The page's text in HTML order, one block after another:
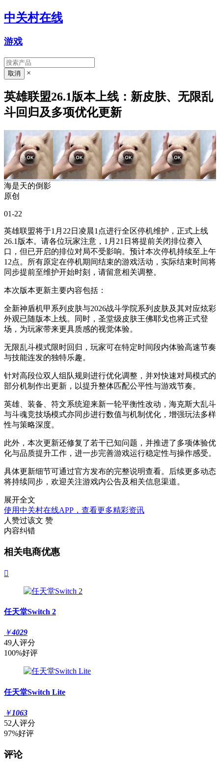
中关村在线
游戏
×
英雄联盟26.1版本上线：新皮肤、无限乱
斗回归及多项优化更新
海是天的倒影
原创
01-22
英雄联盟将于1月22日凌晨1点进行全区停机维护，正式上线
26.1版本。请各位玩家注意，1月21日将提前关闭排位赛入
口，但已开启的排位对局不受影响。预计本次停机持续至上午
12点。所有原定在停机期间结束的游戏活动，实际结束时间将
同步提前至维护开始时刻，请留意相关调整。
本次版本更新主要内容包括：
全新神盾机甲系列皮肤与2026战斗学院系列皮肤及其对应炫彩
外观已随版本上线。同时，圣堂级皮肤王佛耶戈也将正式登
场，为玩家带来更具质感的视觉体验。
无限乱斗模式限时回归，玩家可在特定时间段内体验高速节奏
与技能连发的独特乐趣。
针对高段位双人组队规则进行优化调整，并对快速对局模式的
部分机制作出更新，以提升整体匹配公平性与游戏节奏。
英雄、装备、符文系统迎来新一轮平衡性改动，海克斯大乱斗
与斗魂竞技场模式亦同步进行数值与机制优化，增强玩法多样
性与策略深度。
此外，本次更新还修复了若干已知问题，并推进了多项体验优
化与品质提升工作，进一步完善游戏运行稳定性与操作感受。
具体更新细节可通过官方发布的完整说明查看。后续更多动态
将持续同步，欢迎关注游戏内公告及相关信息渠道。
展开全文
使用中关村在线APP，查看更多精彩资讯
人赞过该文 赞
内容纠错
相关电商优惠

任天堂Switch 2
￥4029
49人评分
100%好评
任天堂Switch Lite
￥1063
52人评分
97%好评
评论